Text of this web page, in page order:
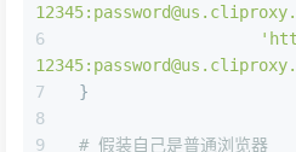
}
# 假装自己是普通浏览器